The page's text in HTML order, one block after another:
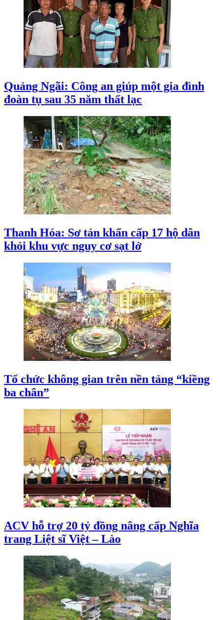
Quảng Ngãi: Công an giúp một gia đình
đoàn tụ sau 35 năm thất lạc
Thanh Hóa: Sơ tán khẩn cấp 17 hộ dân
khỏi khu vực nguy cơ sạt lở
Tổ chức không gian trên nền tảng “kiềng
ba chân”
ACV hỗ trợ 20 tỷ đồng nâng cấp Nghĩa
trang Liệt sĩ Việt – Lào